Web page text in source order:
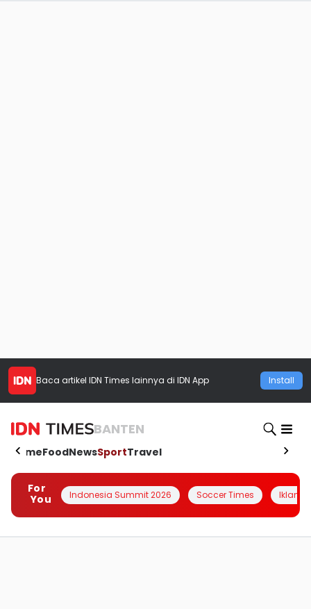
Baca artikel IDN Times lainnya di IDN App Install
BANTEN
HomeFoodNewsSportTravel
For
You
Indonesia Summit 2026 Soccer Times Iklanin